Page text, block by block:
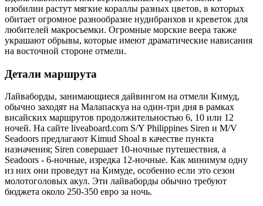
изобилии растут мягкие кораллы разных цветов, в которых
обитает огромное разнообразие нудибранхов и креветок для
любителей макросъемки. Огромные морские веера также
украшают обрывы, которые имеют драматические нависания
на восточной стороне отмели.
Детали маршрута
Лайваборды, занимающиеся дайвингом на отмели Кимуд,
обычно заходят на Малапаскуа на один-три дня в рамках
висайских маршрутов продолжительностью 6, 10 или 12
ночей. На сайте liveaboard.com S/Y Philippines Siren и M/V
Seadoors предлагают Kimud Shoal в качестве пункта
назначения; Siren совершает 10-ночные путешествия, а
Seadoors - 6-ночные, изредка 12-ночные. Как минимум одну
из них они проведут на Кимуде, особенно если это сезон
молотоголовых акул. Эти лайваборды обычно требуют
бюджета около 250-350 евро за ночь.